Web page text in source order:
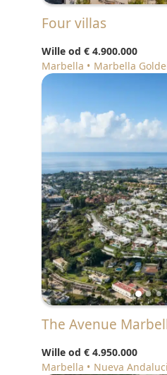
Four villas
Wille od € 4.900.000
Marbella
Marbella
The Avenue
Wille od € 4.950.000
Marbella
Nueva